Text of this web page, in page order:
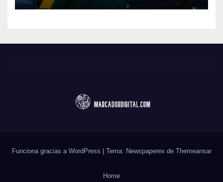
Funciona gracias a WordPress | Tema: Newspaperex de Themeansar
Home